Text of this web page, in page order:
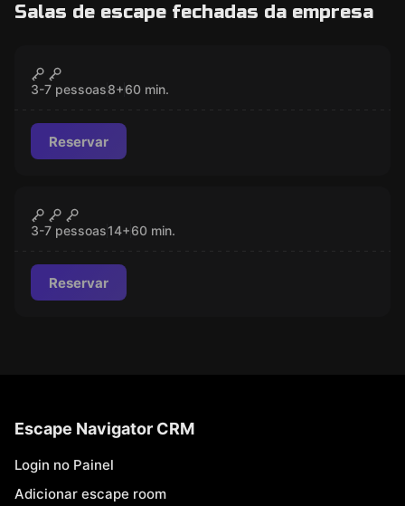
Salas de escape fechadas da empresa
A Missão Júnior
3-7 pessoas8+60 min.
Reservar
A Missão
3-7 pessoas14+60 min.
Reservar
Escape Navigator CRM
Login no Painel
Adicionar escape room